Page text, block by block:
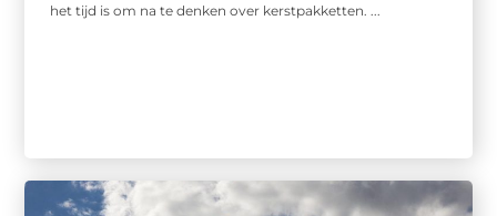
het tijd is om na te denken over kerstpakketten. ...